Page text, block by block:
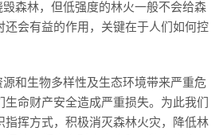
森林，但低强度的林火一般不会给森
还会有益的作用，关键在于人们如何控
和生物多样性及生态环境带来严重危
命财产安全造成严重损失。为此我们
指挥方式，积极消灭森林火灾，降低林